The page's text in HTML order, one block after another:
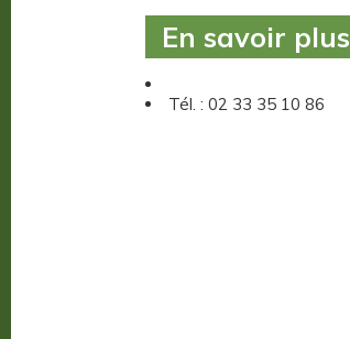
En savoir plus
Tél. : 02 33 35 10 86